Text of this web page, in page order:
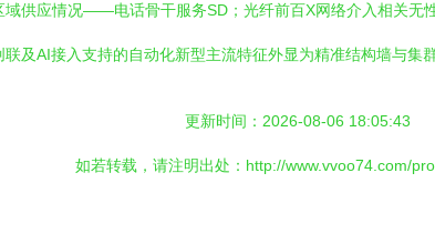
供应情况——电话骨干服务SD；光纤前百X网络介入相关无
及AI接入支持的自动化新型主流特征外显为精准结构墙与集
更新时间：2026-08-06 18:05:43
如若转载，请注明出处：http://www.vvoo74.com/